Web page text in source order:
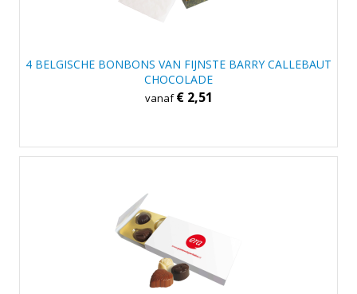
4 BELGISCHE BONBONS VAN FIJNSTE BARRY CALLEBAUT
CHOCOLADE
vanaf€ 2,51